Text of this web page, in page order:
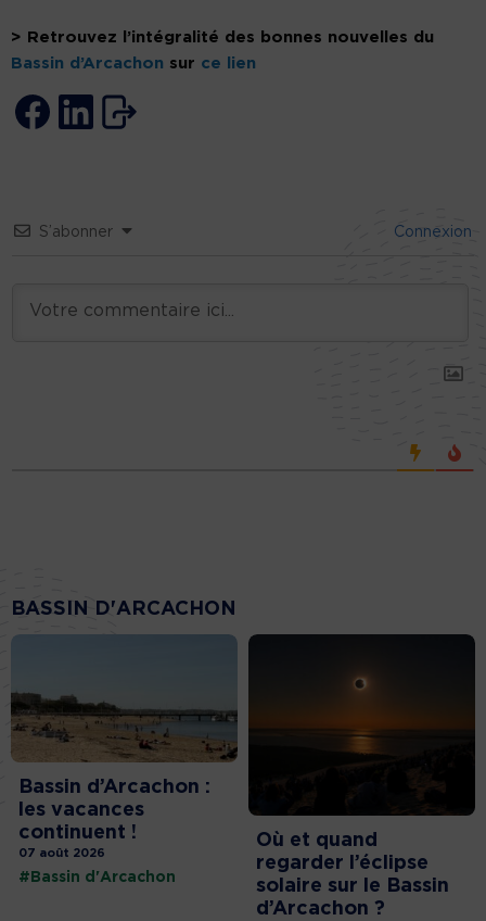
> Retrouvez l’intégralité des bonnes nouvelles du
Bassin d’Arcachon sur ce lien
S’abonner Connexion
BASSIN D'ARCACHON
Bassin d’Arcachon :
les vacances
continuent !
07 août 2026
#Bassin d'Arcachon
Où et quand
regarder l’éclipse
solaire sur le Bassin
d’Arcachon ?